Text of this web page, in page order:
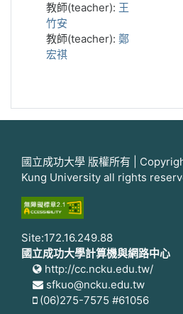
教師(teacher): 王
竹安
教師(teacher): 鄭
宏祺
國立成功大學 版權所有 |
Kung University all rights
Site:172.16.249.88
國立成功大學計算機與網路中心
http://cc.ncku.edu.tw/
sfkuo@ncku.edu.tw
(06)275-7575 #61056